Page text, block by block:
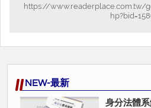
及學說精髓，完全攻略民法總則。
時，不至於陷入實務見解茫茫大海當
本書對於民法總則較為複雜困難的爭點
讀者了解問題意識，並讓你掌握實務與
https://www.readerplace.com.tw/
NEW-最新
身分法體系